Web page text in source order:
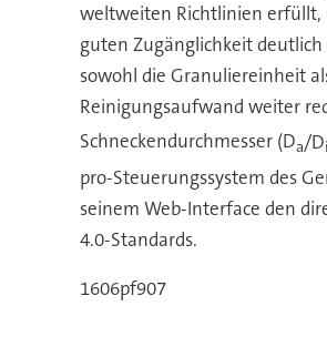
weltweiten Richtlinien erfüllt,
guten Zugänglichkeit
sowohl die Granuliereinheit
Reinigungsaufwand weiter
Schneckendurchmesser (Da/Di
pro-Steuerungssystem des
seinem Web-Interface den
4.0-Standards.
1606pf907